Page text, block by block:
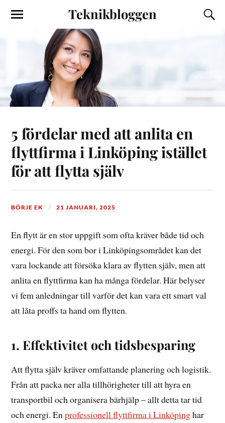
Teknikbloggen
5 fördelar med att anlita en
flyttfirma i Linköping istället
för att flytta själv
BÖRJE EK 21 JANUARI, 2025
En flytt är en stor uppgift som ofta kräver både tid och
energi. För den som bor i Linköpingsområdet kan det
vara lockande att försöka klara av flytten själv, men att
anlita en flyttfirma kan ha många fördelar. Här belyser
vi fem anledningar till varför det kan vara ett smart val
att låta proffs ta hand om flytten.
1. Effektivitet och tidsbesparing
Att flytta själv kräver omfattande planering och logistik.
Från att packa ner alla tillhörigheter till att hyra en
transportbil och organisera bärhjälp – allt detta tar tid
och energi. Enprofessionell flyttfirma i Linköpinghar